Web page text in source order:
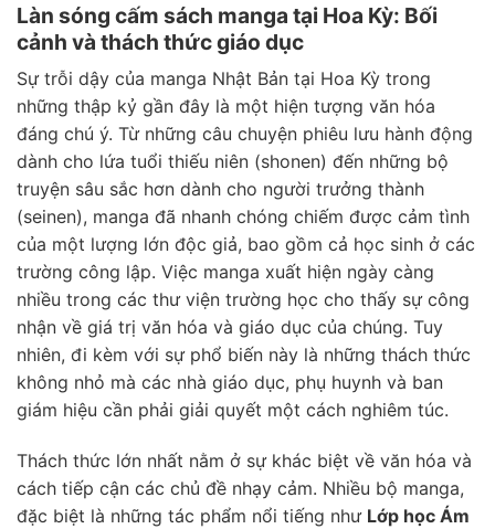
Làn sóng cấm sách manga tại Hoa Kỳ: Bối
cảnh và thách thức giáo dục
Sự trỗi dậy của manga Nhật Bản tại Hoa Kỳ trong
những thập kỷ gần đây là một hiện tượng văn hóa
đáng chú ý. Từ những câu chuyện phiêu lưu hành động
dành cho lứa tuổi thiếu niên (shonen) đến những bộ
truyện sâu sắc hơn dành cho người trưởng thành
(seinen), manga đã nhanh chóng chiếm được cảm tình
của một lượng lớn độc giả, bao gồm cả học sinh ở các
trường công lập. Việc manga xuất hiện ngày càng
nhiều trong các thư viện trường học cho thấy sự công
nhận về giá trị văn hóa và giáo dục của chúng. Tuy
nhiên, đi kèm với sự phổ biến này là những thách thức
không nhỏ mà các nhà giáo dục, phụ huynh và ban
giám hiệu cần phải giải quyết một cách nghiêm túc.
Thách thức lớn nhất nằm ở sự khác biệt về văn hóa và
cách tiếp cận các chủ đề nhạy cảm. Nhiều bộ manga,
đặc biệt là những tác phẩm nổi tiếng như Lớp học Ám